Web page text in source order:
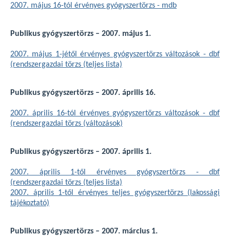
2007. május 16-tól érvényes gyógyszertörzs - mdb
Publikus gyógyszertörzs – 2007. május 1.
2007. május 1-jétől érvényes gyógyszertörzs változások - dbf
(rendszergazdai törzs (teljes lista)
Publikus gyógyszertörzs – 2007. április 16.
2007. április 16-tól érvényes gyógyszertörzs változások - dbf
(rendszergazdai törzs (változások)
Publikus gyógyszertörzs – 2007. április 1.
2007. április 1-től érvényes gyógyszertörzs - dbf
(rendszergazdai törzs (teljes lista)
2007. április 1-től érvényes teljes gyógyszertörzs (lakossági
tájékoztató)
Publikus gyógyszertörzs – 2007. március 1.